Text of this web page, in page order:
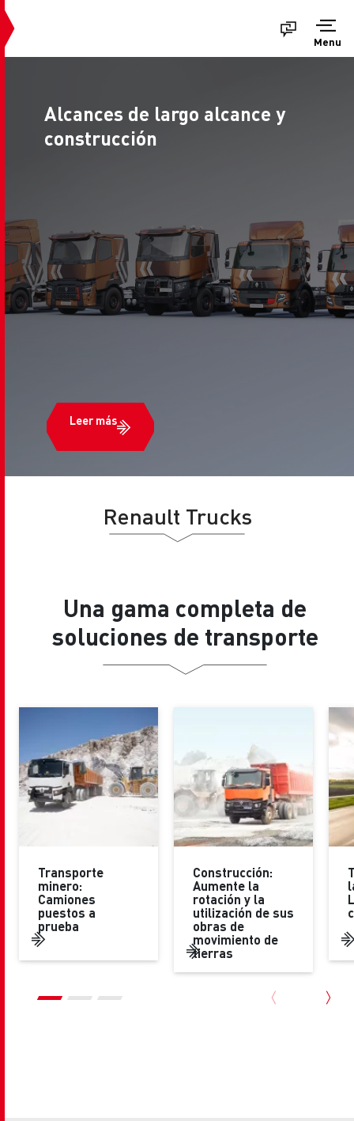
Menu
Alcances de largo alcance y
construcción
Leer más
Renault Trucks
Una gama completa de
soluciones de transporte
Transporte
minero:
Camiones
puestos a
prueba
Construcción:
Aumente la
rotación y la
utilización de sus
obras de
movimiento de
tierras